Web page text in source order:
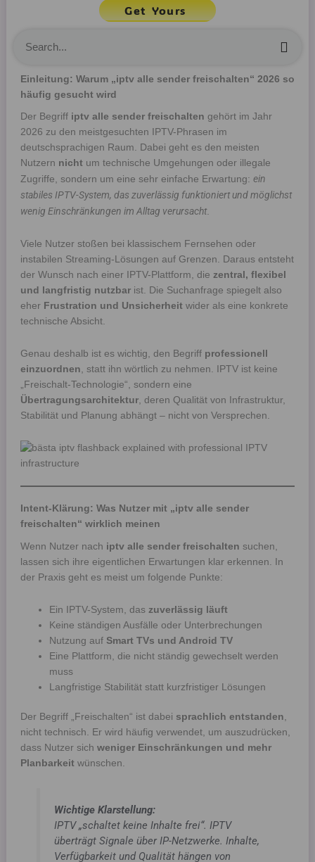
Get Yours
Einleitung: Warum „iptv alle sender freischalten“ 2026 so
häufig gesucht wird
Der Begriff iptv alle sender freischalten gehört im Jahr
2026 zu den meistgesuchten IPTV-Phrasen im
deutschsprachigen Raum. Dabei geht es den meisten
Nutzern nichtum technische Umgehungen oder illegale
Zugriffe, sondern um eine sehr einfache Erwartung: ein
stabiles IPTV-System, das zuverlässig funktioniert und möglichst
wenig Einschränkungen im Alltag verursacht.
Viele Nutzer stoßen bei klassischem Fernsehen oder
instabilen Streaming-Lösungen auf Grenzen. Daraus entsteht
der Wunsch nach einer IPTV-Plattform, die zentral, flexibel
und langfristig nutzbarist. Die Suchanfrage spiegelt also
eher Frustration und Unsicherheitwider als eine konkrete
technische Absicht.
Genau deshalb ist es wichtig, den Begriff professionell
einzuordnen, statt ihn wörtlich zu nehmen. IPTV ist keine
„Freischalt-Technologie“, sondern eine
Übertragungsarchitektur, deren Qualität von Infrastruktur,
Stabilität und Planung abhängt – nicht von Versprechen.
Intent-Klärung: Was Nutzer mit „iptv alle sender
freischalten“ wirklich meinen
Wenn Nutzer nach iptv alle sender freischalten suchen,
lassen sich ihre eigentlichen Erwartungen klar erkennen. In
der Praxis geht es meist um folgende Punkte:
Ein IPTV-System, das zuverlässig läuft
Keine ständigen Ausfälle oder Unterbrechungen
Nutzung auf Smart TVs und Android TV
Eine Plattform, die nicht ständig gewechselt werden
muss
Langfristige Stabilität statt kurzfristiger Lösungen
Der Begriff „Freischalten“ ist dabei sprachlich entstanden,
nicht technisch. Er wird häufig verwendet, um auszudrücken,
dass Nutzer sich weniger Einschränkungen und mehr
Planbarkeitwünschen.
Wichtige Klarstellung:
IPTV „schaltet keine Inhalte frei“. IPTV
überträgt Signale über IP-Netzwerke. Inhalte,
Verfügbarkeit und Qualität hängen von